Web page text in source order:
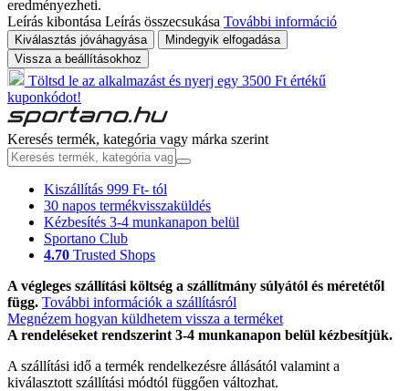
eredményezheti.
Leírás kibontása Leírás összecsukása További információ
Kiválasztás jóváhagyása
Mindegyik elfogadása
Vissza a beállításokhoz
Töltsd le az alkalmazást és nyerj egy 3500 Ft értékű
kuponkódot!
Keresés termék, kategória vagy márka szerint
Kiszállítás 999 Ft- tól
30 napos termékvisszaküldés
Kézbesítés 3-4 munkanapon belül
Sportano Club
4.70 Trusted Shops
A végleges szállítási költség a szállítmány súlyától és méretétől
függ. További információk a szállításról
Megnézem hogyan küldhetem vissza a terméket
A rendeléseket rendszerint 3-4 munkanapon belül kézbesítjük.
A szállítási idő a termék rendelkezésre állásától valamint a
kiválasztott szállítási módtól függően változhat.